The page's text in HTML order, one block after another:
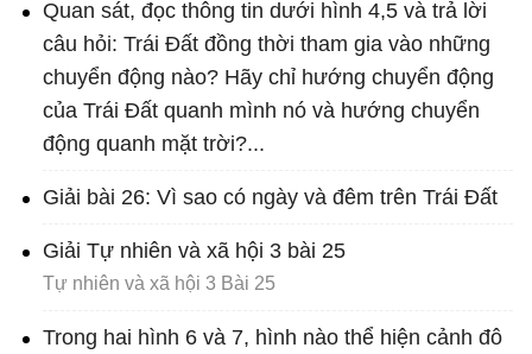
Quan sát, đọc thông tin dưới hình 4,5 và trả lời
câu hỏi: Trái Đất đồng thời tham gia vào những
chuyển động nào? Hãy chỉ hướng chuyển động
của Trái Đất quanh mình nó và hướng chuyển
động quanh mặt trời?...
Giải bài 26: Vì sao có ngày và đêm trên Trái Đất
Giải Tự nhiên và xã hội 3 bài 25
Tự nhiên và xã hội 3 Bài 25
Trong hai hình 6 và 7, hình nào thể hiện cảnh đô